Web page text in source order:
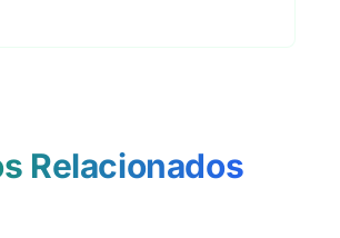
Relacionados